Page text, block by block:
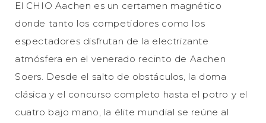
El CHIO Aachen es un certamen magnético
donde tanto los competidores como los
espectadores disfrutan de la electrizante
atmósfera en el venerado recinto de Aachen
Soers. Desde el salto de obstáculos, la doma
clásica y el concurso completo hasta el potro y el
cuatro bajo mano, la élite mundial se reúne al